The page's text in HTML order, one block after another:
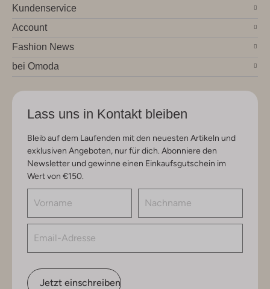
Kundenservice
Account
Fashion News
bei Omoda
Lass uns in Kontakt bleiben
Bleib auf dem Laufenden mit den neuesten Artikeln und
exklusiven Angeboten, nur für dich. Abonniere den
Newsletter und gewinne einen Einkaufsgutschein im
Wert von €150.
Jetzt einschreiben